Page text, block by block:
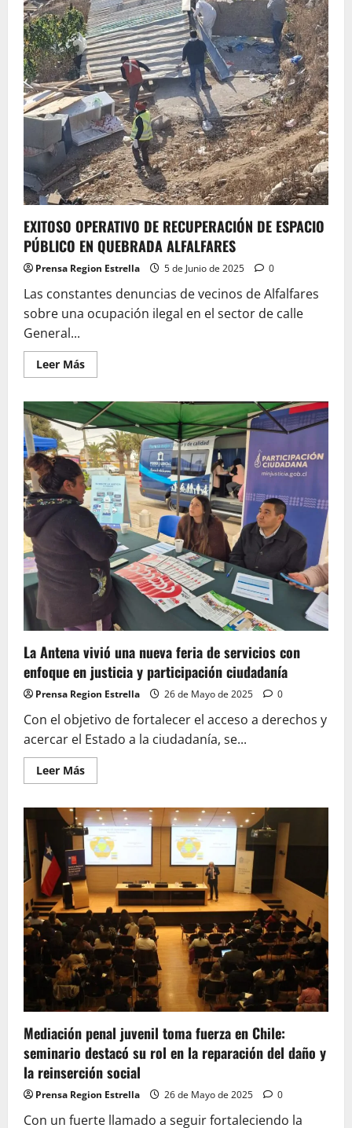
EXITOSO OPERATIVO DE RECUPERACIÓN DE ESPACIO
PÚBLICO EN QUEBRADA ALFALFARES
Prensa Region Estrella 5 de Junio de 2025 0
Las constantes denuncias de vecinos de Alfalfares
sobre una ocupación ilegal en el sector de calle
General...
Leer MásLeer
más
EXITOSO
OPERATIVO
DE
RECUPERACIÓN
DE
ESPACIO
PÚBLICO
EN
QUEBRADA
ALFALFARES
La Antena vivió una nueva feria de servicios con
enfoque en justicia y participación ciudadanía
Prensa Region Estrella 26 de Mayo de 2025 0
Con el objetivo de fortalecer el acceso a derechos y
acercar el Estado a la ciudadanía, se...
Leer MásLeer
más
La
Antena
vivió
una
nueva
feria
de
servicios
con
enfoque
en
justicia
y
participación
ciudadanía
Mediación penal juvenil toma fuerza en Chile:
seminario destacó su rol en la reparación del daño y
la reinserción social
Prensa Region Estrella 26 de Mayo de 2025 0
Con un fuerte llamado a seguir fortaleciendo la